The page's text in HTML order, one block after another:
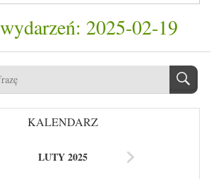
2025-02-19
KALENDARZ
LUTY 2025